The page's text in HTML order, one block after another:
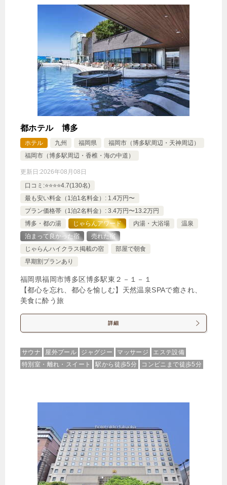
ファミリールームA
1泊大人1名合計（税込）
2,405円
【選べるお部屋と価格】
2,405円
5,013円デラックススイートC
2,222円 スーペリアトリプルルームB
都ホテル 博多
ホテル 九州 福岡県
福岡市（博多駅周辺・天神周辺）
福岡市（博多駅周辺・香椎・海の中道）
更新日:2026年08月08日
口コミ:⭐️⭐️⭐️⭐️4.7(130名)
最も安い料金（1泊1名料金）: 1.4万円〜
プラン価格帯（1泊2名料金）: 3.4万円〜13.2万円
博多・都の湯
じゃらんアワード 内湯・大浴場
温泉
泊まって良かった宿
売れた宿
じゃらんハイクラス掲載の宿
部屋で朝食
早期割プランあり
福岡県福岡市博多区博多駅東２－１－１
【都心を忘れ、都心を愉しむ】天然温泉SPAで癒され、
美食に酔う旅
詳細
サウナ 屋外プール ジャグジー マッサージ
エステ設備
特別室・離れ・スイート
駅から徒歩5分 コンビニまで徒歩5分